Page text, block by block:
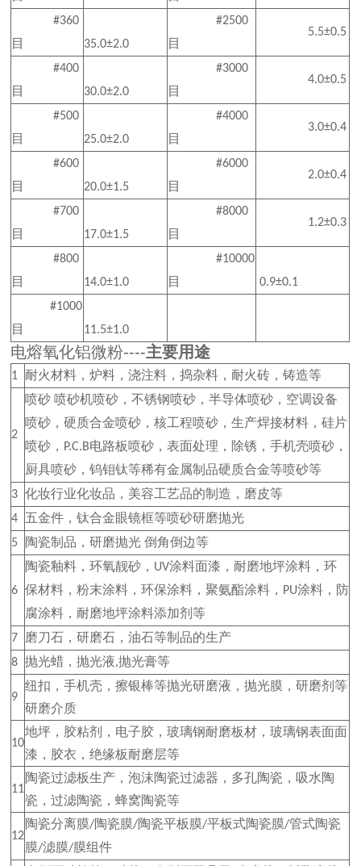
#360
目 35.0±2.0
#2500
目
5.5±0.5
#400
目 30.0±2.0
#3000
目
4.0±0.5
#500
目 25.0±2.0
#4000
目
3.0±0.4
#600
目 20.0±1.5
#6000
目
2.0±0.4
#700
目 17.0±1.5
#8000
目
1.2±0.3
#800
目 14.0±1.0
#10000
目
0.9±0.1
#1000
目 11.5±1.0
电熔氧化铝微粉----主要用途
1 耐火材料，炉料，浇注料，捣杂料，耐火砖，铸造等
2
喷砂 喷砂机喷砂，不锈钢喷砂，半导体喷砂，空调设备
喷砂，硬质合金喷砂，核工程喷砂，生产焊接材料，硅片
喷砂， P.C.B电路板喷砂，表面处理，除锈，手机壳喷砂，
厨具喷砂，钨钼钛等稀有金属制品硬质合金等喷砂等
3 化妆行业化妆品，美容工艺品的制造，磨皮等
4 五金件，钛合金眼镜框等喷砂研磨抛光
5 陶瓷制品，研磨抛光 倒角倒边等
6
陶瓷釉料，环氧靓砂， UV涂料面漆，耐磨地坪涂料，环
保材料，粉末涂料，环保涂料，聚氨酯涂料， PU涂料，防
腐涂料，耐磨地坪涂料添加剂等
7 磨刀石，研磨石，油石等制品的生产
8 抛光蜡，抛光液,抛光膏等
9
纽扣，手机壳，擦银棒等抛光研磨液，抛光膜，研磨剂等
研磨介质
10
地坪，胶粘剂，电子胶，玻璃钢耐磨板材，玻璃钢表面面
漆，胶衣，绝缘板耐磨层等
11
陶瓷过滤板生产，泡沫陶瓷过滤器，多孔陶瓷，吸水陶
瓷，过滤陶瓷，蜂窝陶瓷等
12
陶瓷分离膜/陶瓷膜/陶瓷平板膜/平板式陶瓷膜/管式陶瓷
膜/滤膜/膜组件